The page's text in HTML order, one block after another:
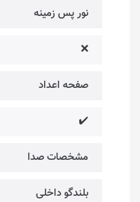
نور پس زمینه
❌
صفحه اعداد
✔️
مشخصات صدا
بلندگو داخلی